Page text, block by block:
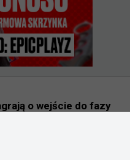
o wejście do fazy